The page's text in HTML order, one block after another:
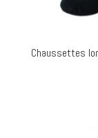
Chaussettes